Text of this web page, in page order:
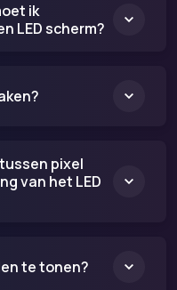
ik
LED scherm?
pixel
van het LED
te tonen?